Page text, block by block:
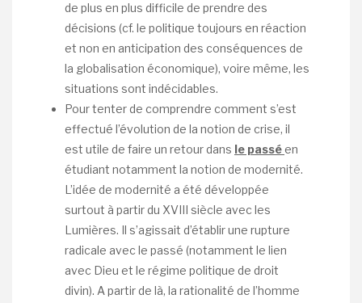
de plus en plus difficile de prendre des
décisions (cf. le politique toujours en réaction
et non en anticipation des conséquences de
la globalisation économique), voire même, les
situations sont indécidables.
Pour tenter de comprendre comment s’est
effectué l’évolution de la notion de crise, il
est utile de faire un retour dans le passé en
étudiant notamment la notion de modernité.
L’idée de modernité a été développée
surtout à partir du XVIII siècle avec les
Lumières. Il s’agissait d’établir une rupture
radicale avec le passé (notamment le lien
avec Dieu et le régime politique de droit
divin). A partir de là, la rationalité de l’homme